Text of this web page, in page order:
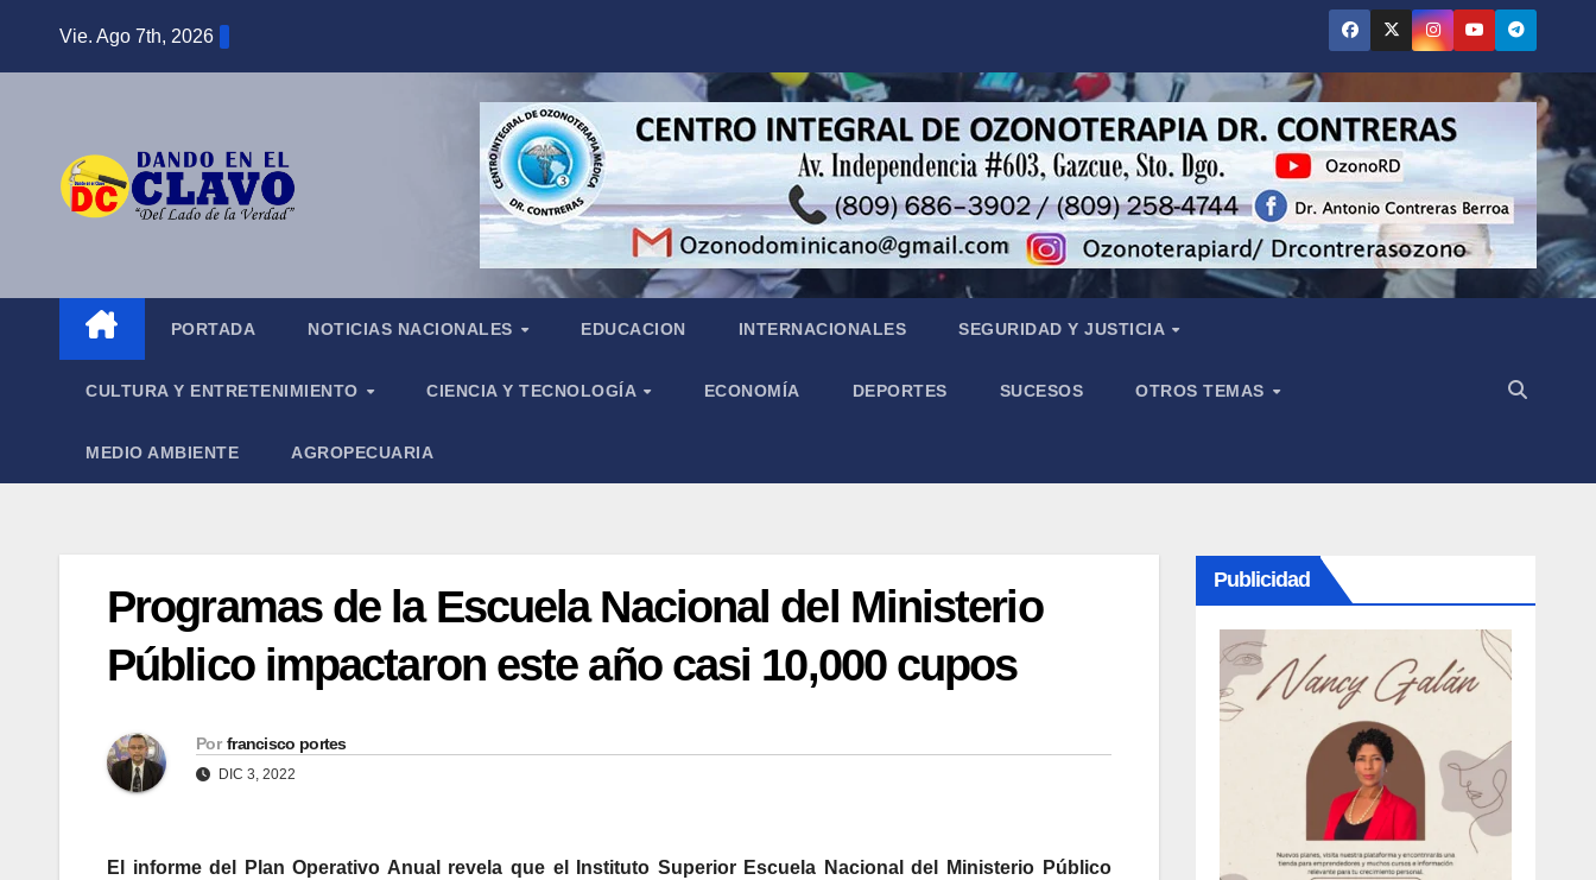
Vie. Ago 7th, 2026
PORTADA NOTICIAS NACIONALES EDUCACION INTERNACIONALES SEGURIDAD Y JUSTICIA
CULTURA Y ENTRETENIMIENTO CIENCIA Y TECNOLOGÍA ECONOMÍA DEPORTES SUCESOS OTROS TEMAS
MEDIO AMBIENTE AGROPECUARIA
Programas de la Escuela Nacional del Ministerio
Público impactaron este año casi 10,000 cupos
Por francisco portes
DIC 3, 2022
El informe del Plan Operativo Anual revela que el Instituto Superior Escuela Nacional del Ministerio Público
Publicidad